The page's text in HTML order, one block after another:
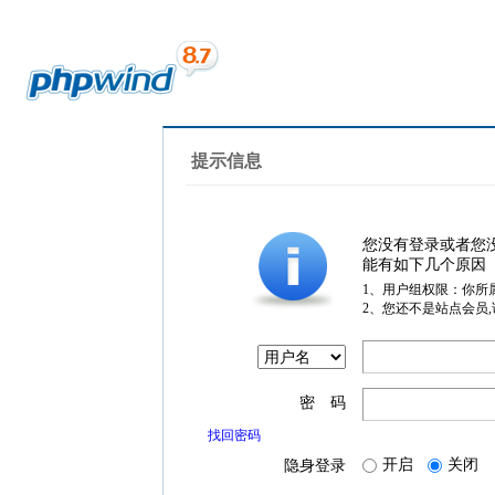
提示信息
您没有登录或者您
能有如下几个原因
1、用户组权限：你所
2、您还不是站点会员
密 码
找回密码
隐身登录 开启 关闭